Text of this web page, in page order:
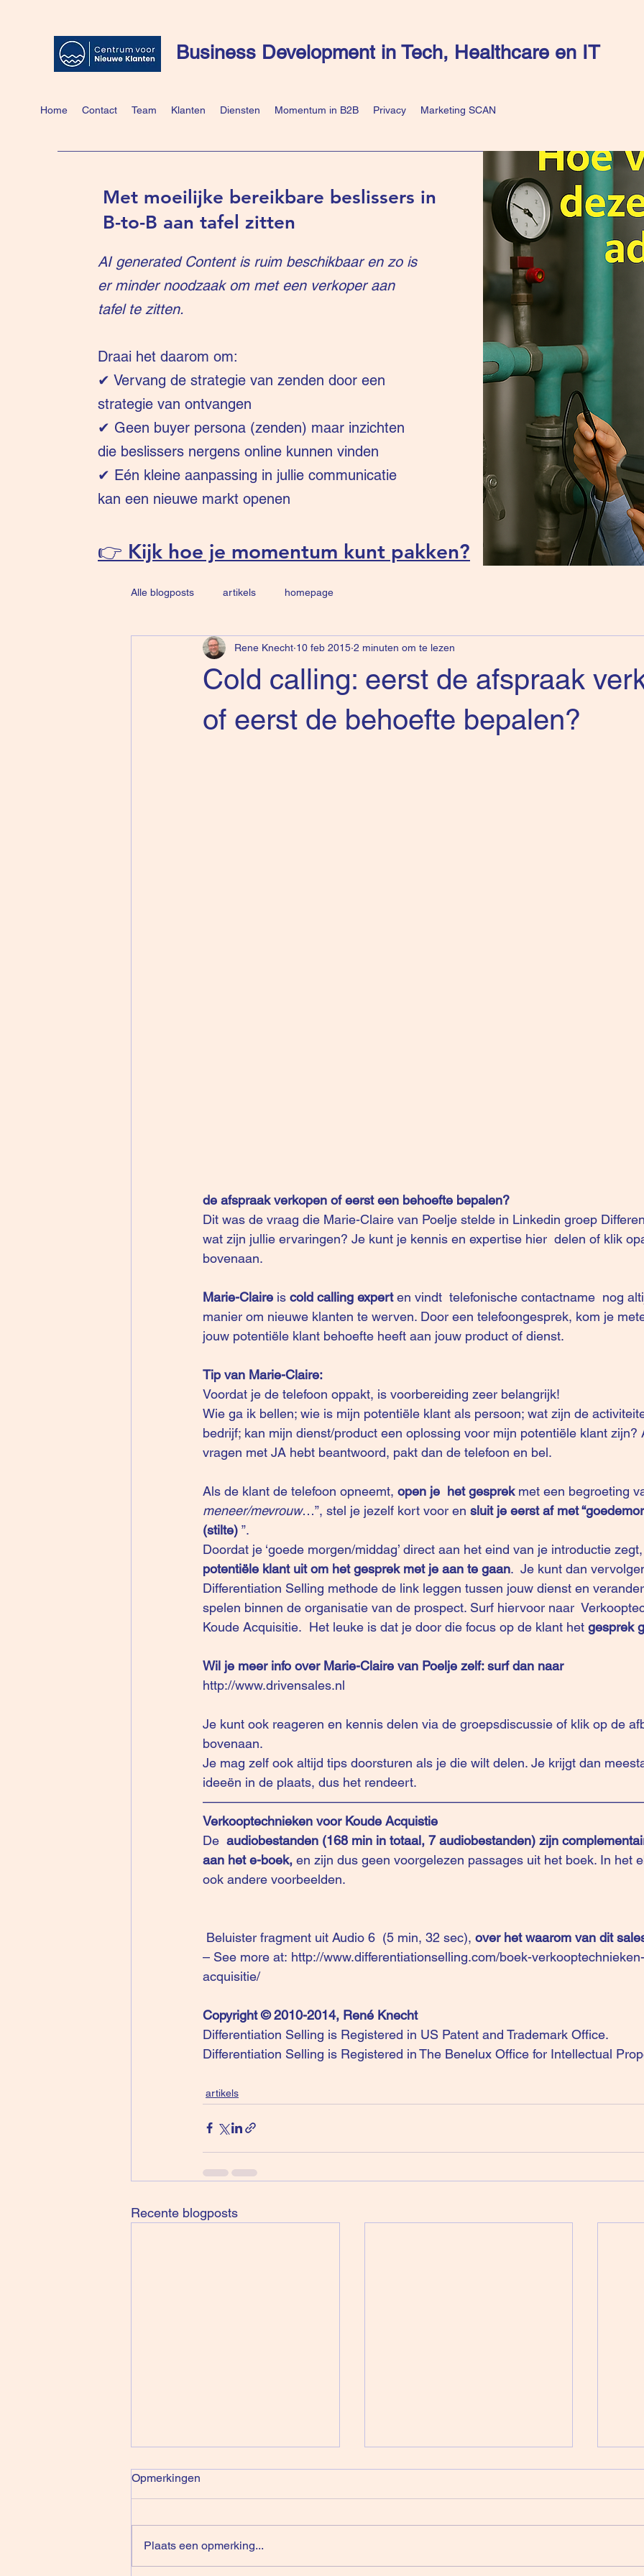
Business Development in Tech, Healthcare en IT
Home Contact Team Klanten Diensten Momentum in B2B Privacy Marketing SCAN
Met moeilijke bereikbare beslissers in
B-to-B aan tafel zitten
AI generated Content is ruim beschikbaar en zo is
er minder noodzaak om met een verkoper aan
tafel te zitten.
Draai het daarom om:
✔ Vervang de strategie van zenden door een
strategie van ontvangen
✔ Geen buyer persona (zenden) maar inzichten
die beslissers nergens online kunnen vinden
✔ Eén kleine aanpassing in jullie communicatie
kan een nieuwe markt openen
👉 Kijk hoe je momentum kunt pakken?
Alle blogposts artikels homepage
Cold calling: eerst de afspraak
of eerst de behoefte bepalen?
Rene Knecht 10 feb 2015 2 minuten om te lezen
de afspraak verkopen of eerst een behoefte bepalen?
Dit was de vraag die Marie-Claire van Poelje stelde in Linkedin groep
wat zijn jullie ervaringen? Je kunt je kennis en expertise hier delen of klik op
bovenaan.
Marie-Claire is cold calling expert en vindt  telefonische contactname  nog
manier om nieuwe klanten te werven. Door een telefoongesprek, kom je
jouw potentiële klant behoefte heeft aan jouw product of dienst.
Tip van Marie-Claire:
Voordat je de telefoon oppakt, is voorbereiding zeer belangrijk!
Wie ga ik bellen; wie is mijn potentiële klant als persoon; wat zijn de
bedrijf; kan mijn dienst/product een oplossing voor mijn potentiële klant zijn?
vragen met JA hebt beantwoord, pakt dan de telefoon en bel.
Als de klant de telefoon opneemt, open je  het gesprek met een begroeting
meneer/mevrouw…”, stel je jezelf kort voor en sluit je eerst af met
(stilte) ”.
Doordat je ‘goede morgen/middag’ direct aan het eind van je introductie zegt,
potentiële klant uit om het gesprek met je aan te gaan.  Je kunt dan
Differentiation Selling methode de link leggen tussen jouw dienst en
spelen binnen de organisatie van de prospect. Surf hiervoor naar
Koude Acquisitie.  Het leuke is dat je door die focus op de klant het gesprek
Wil je meer info over Marie-Claire van Poelje zelf: surf dan naar
http://www.drivensales.nl
Je kunt ook reageren en kennis delen via de groepsdiscussie of klik op de
bovenaan.
Je mag zelf ook altijd tips doorsturen als je die wilt delen. Je krijgt dan
ideeën in de plaats, dus het rendeert.
Verkooptechnieken voor Koude Acquistie
De audiobestanden (168 min in totaal, 7 audiobestanden) zijn
aan het e-boek, en zijn dus geen voorgelezen passages uit het boek. In het
ook andere voorbeelden.
Beluister fragment uit Audio 6 (5 min, 32 sec), over het waarom van dit
– See more at: http://www.differentiationselling.com/boek-
acquisitie/
Copyright © 2010-2014, René Knecht
Differentiation Selling is Registered in US Patent and Trademark Office.
Differentiation Selling is Registered in The Benelux Office for Intellectual
artikels
Recente blogposts
Opmerkingen
Plaats een opmerking...